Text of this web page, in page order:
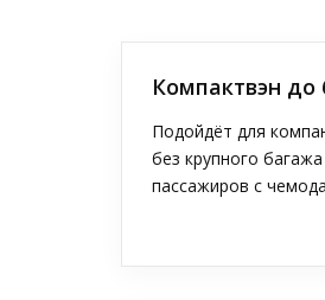
Компактвэн до
Подойдёт для
без крупного
пассажиров с